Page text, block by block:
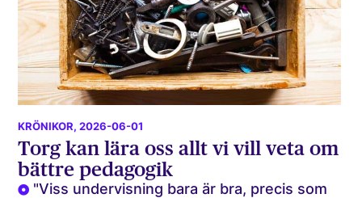
KRÖNIKOR, 2026-06-01
Torg kan lära oss allt vi vill veta om
bättre pedagogik
"Viss undervisning bara är bra, precis som